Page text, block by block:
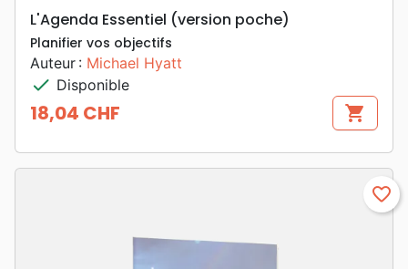
L'Agenda Essentiel (version poche)
Planifier vos objectifs
Auteur : Michael Hyatt
check Disponible
Prix
18,04 CHF shopping_cart
favorite_border